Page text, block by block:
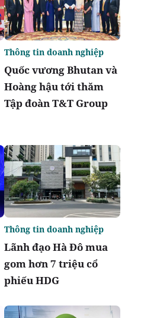
Quốc vương Bhutan và
Hoàng hậu tới thăm
Tập đoàn T&T Group
Thông tin doanh nghiệp
Lãnh đạo Hà Đô mua
gom hơn 7 triệu cổ
phiếu HDG
Thông tin doanh nghiệp